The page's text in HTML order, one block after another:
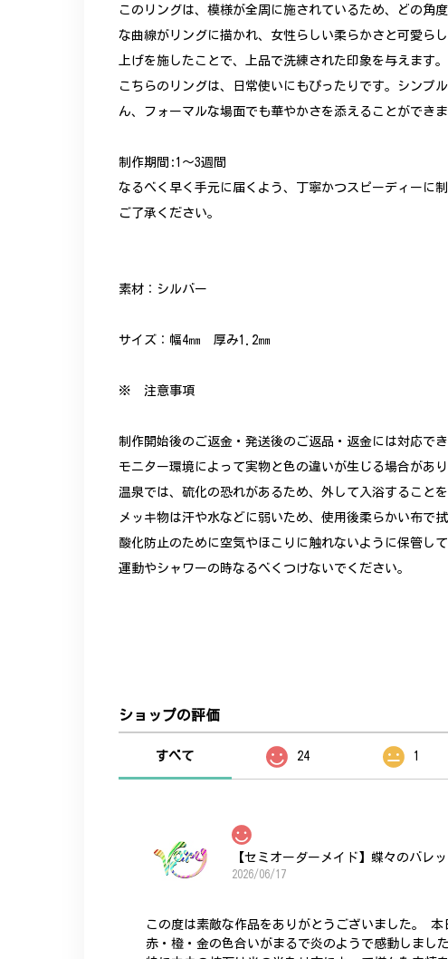
このリングは、模様が全周に施されているため、どの角
な曲線がリングに描かれ、女性らしい柔らかさと可愛ら
上げを施したことで、上品で洗練された印象を与えます。
こちらのリングは、日常使いにもぴったりです。シンプ
ん、フォーマルな場面でも華やかさを添えることができま
制作期間:1〜3週間
なるべく早く手元に届くよう、丁寧かつスピーディーに制
ご了承ください。
素材：シルバー
サイズ：幅4㎜ 厚み1.2㎜
※ 注意事項
制作開始後のご返金・発送後のご返品・返金には対応でき
モニター環境によって実物と色の違いが生じる場合があり
温泉では、硫化の恐れがあるため、外して入浴することを
メッキ物は汗や水などに弱いため、使用後柔らかい布で
酸化防止のために空気やほこりに触れないように保管して
運動やシャワーの時なるべくつけないでください。
ショップの評価
すべて 24 1
【セミオーダーメイド】蝶々のバレ
2026/06/17
この度は素敵な作品をありがとうございました。
赤・橙・金の色合いがまるで炎のようで感動しまし